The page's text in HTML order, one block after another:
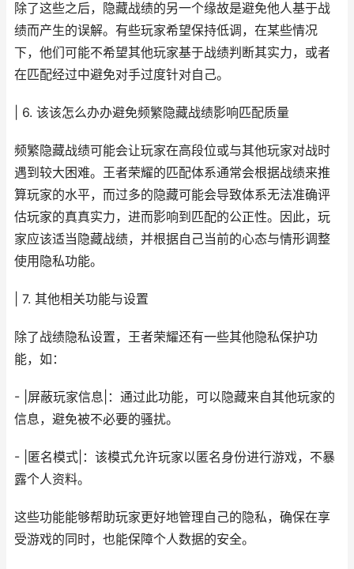
除了这些之后，隐藏战绩的另一个缘故是避免他人基于战
绩而产生的误解。有些玩家希望保持低调，在某些情况
下，他们可能不希望其他玩家基于战绩判断其实力，或者
在匹配经过中避免对手过度针对自己。
| 6. 该该怎么办办避免频繁隐藏战绩影响匹配质量
频繁隐藏战绩可能会让玩家在高段位或与其他玩家对战时
遇到较大困难。王者荣耀的匹配体系通常会根据战绩来推
算玩家的水平，而过多的隐藏可能会导致体系无法准确评
估玩家的真真实力，进而影响到匹配的公正性。因此，玩
家应该适当隐藏战绩，并根据自己当前的心态与情形调整
使用隐私功能。
| 7. 其他相关功能与设置
除了战绩隐私设置，王者荣耀还有一些其他隐私保护功
能，如：
- |屏蔽玩家信息|：通过此功能，可以隐藏来自其他玩家的
信息，避免被不必要的骚扰。
- |匿名模式|：该模式允许玩家以匿名身份进行游戏，不暴
露个人资料。
这些功能能够帮助玩家更好地管理自己的隐私，确保在享
受游戏的同时，也能保障个人数据的安全。